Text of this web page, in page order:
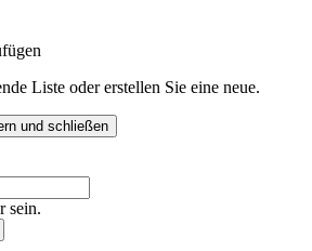
Liste oder erstellen Sie eine neue.
und schließen
sein.